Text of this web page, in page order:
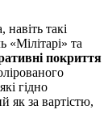
навіть такі
«Мілітарі» та
покриття
гідно
як за вартістю,